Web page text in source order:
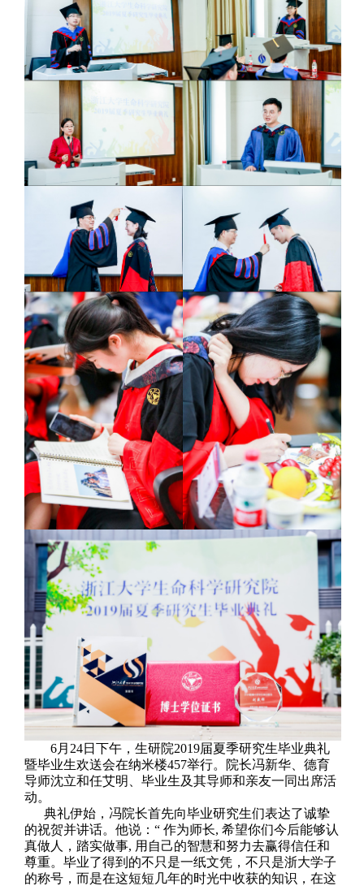
6月24日下午，生研院2019届夏季研究生毕业典礼
暨毕业生欢送会在纳米楼457举行。院长冯新华、德育
导师沈立和任艾明、毕业生及其导师和亲友一同出席活
动。
典礼伊始，冯院长首先向毕业研究生们表达了诚挚
的祝贺并讲话。他说： “ 作为师长, 希望你们今后能够认
真做人，踏实做事, 用自己的智慧和努力去赢得信任和
尊重。毕业了得到的不只是一纸文凭，不只是浙大学子
的称号，而是在这短短几年的时光中收获的知识，在这